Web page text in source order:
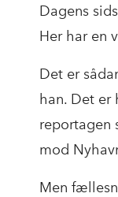
Dagens
Her har en
Det er
han. Det er
reportagen
mod
Men